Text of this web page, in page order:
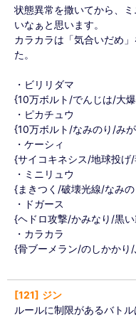
状態異常を撒いてから、
いなぁと思います。
カラカラは「気合いだめ
た。
・ビリリダマ
{10万ボルト/でんじは/大
・ピカチュウ
{10万ボルト/なみのり/み
・ケーシィ
{サイコキネシス/地球投げ
・ミニリュウ
{まきつく/破壊光線/なみ
・ドガース
{ヘドロ攻撃/かみなり/黒
・カラカラ
{骨ブーメラン/のしかかり
121
ジン
ルールに制限があるバト